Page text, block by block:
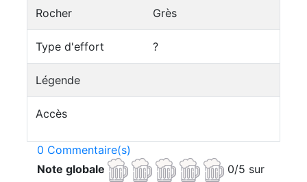
Rocher Grès
Type d'effort ?
Légende
Accès
0 Commentaire(s)
Note globale
0/5 sur